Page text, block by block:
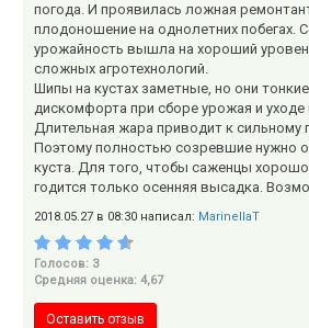
погода. И проявилась ложная
плодоношение на однолетних побегах.
урожайность вышла на хороший
сложных агротехнологий.
Шипы на кустах заметные, но они тонкие
дискомфорта при сборе урожая и уходе
Длительная жара приводит к сильному
Поэтому полностью созревшие нужно
куста. Для того, чтобы саженцы хорошо
годится только осенняя высадка.
2018.05.27 в 08:30 написал: MarinellaT
Голосов: 3
Средняя оценка: 4,67
Оставить отзыв